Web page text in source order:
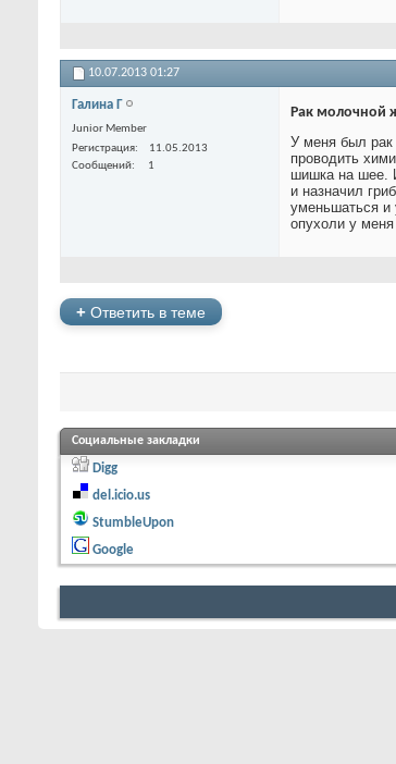
10.07.2013 01:27
Галина Г
Junior Member
Регистрация
11.05.2013
Сообщений
1
Рак молочной
У меня был рак
проводить
шишка на шее.
и назначил
уменьшаться и
опухоли у
+ Ответить в теме
Социальные закладки
Digg
del.icio.us
StumbleUpon
Google